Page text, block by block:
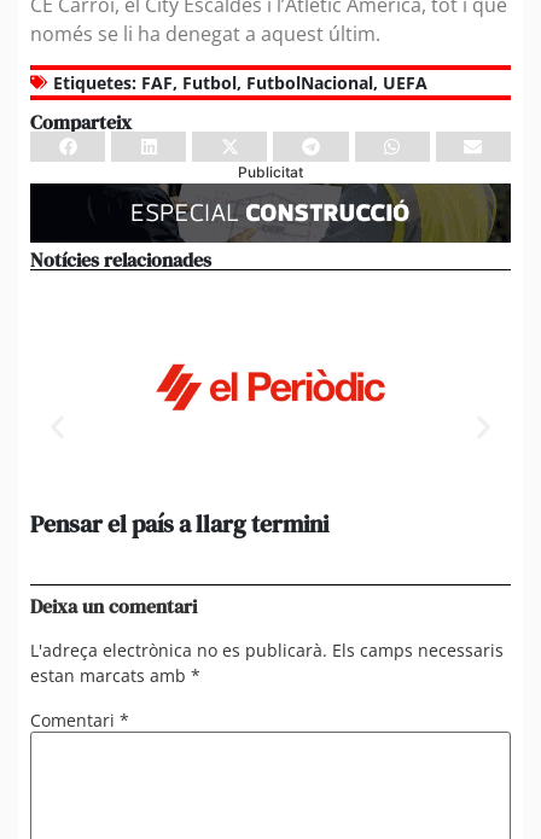
només se li ha denegat a aquest últim.
Etiquetes: FAF, Futbol, FutbolNacional, UEFA
Comparteix
Publicitat
Notícies relacionades
Pensar el país a llarg termini
Deixa un comentari
L'adreça electrònica no es publicarà. Els camps necessaris
estan marcats amb *
Comentari *